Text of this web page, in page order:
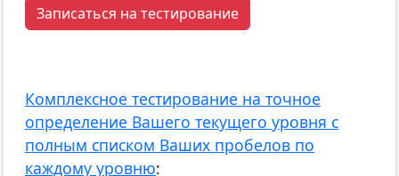
Записаться на тестирование
Комплексное тестирование на точное
определение Вашего текущего уровня с
полным списком Ваших пробелов по
каждому уровню: